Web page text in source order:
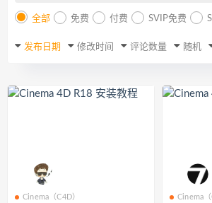
全部 免费 付费 SVIP免费
发布日期 修改时间 评论数量 随机
Cinema（C4D） Cinema（